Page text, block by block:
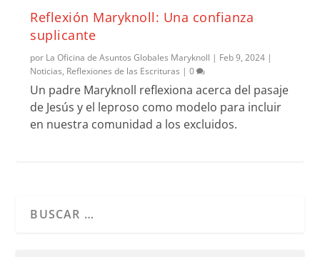
Reflexión Maryknoll: Una confianza
suplicante
por La Oficina de Asuntos Globales Maryknoll | Feb 9, 2024 |
Noticias, Reflexiones de las Escrituras |0
Un padre Maryknoll reflexiona acerca del pasaje
de Jesús y el leproso como modelo para incluir
en nuestra comunidad a los excluidos.